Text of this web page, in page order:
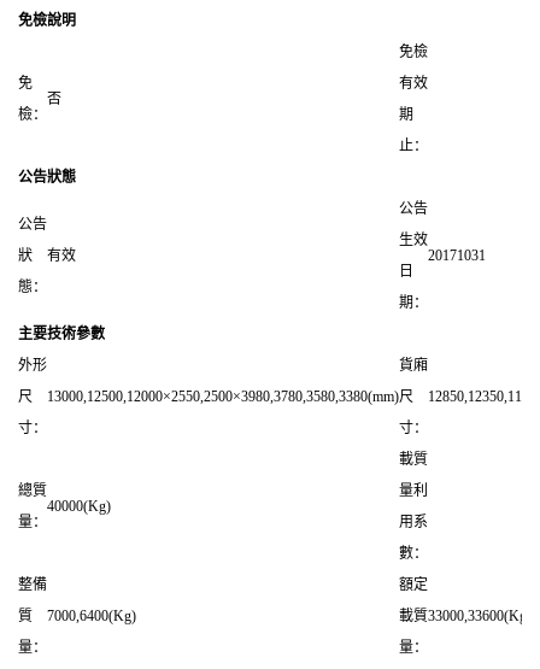
免檢說明
免
檢：
否
免檢
有效
期
止：
公告狀態
公告
狀
態：
有效
公告
生效
日
期：
20171031
主要技術參數
外形
尺
寸：
13000,12500,12000×2550,2500×3980,3780,3580,3380(mm)
貨廂
尺
寸：
總質
量：
40000(Kg)
載質
量利
用系
數：
整備
質
量：
7000,6400(Kg)
額定
載質
量：
33000,33600(Kg)